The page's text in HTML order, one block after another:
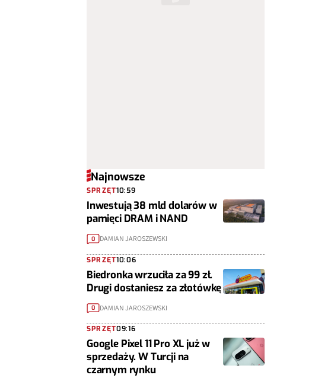
Najnowsze
SPRZĘT10:59
Inwestują 38 mld dolarów w
pamięci DRAM i NAND
0 DAMIAN JAROSZEWSKI
SPRZĘT10:06
Biedronka wrzuciła za 99 zł.
Drugi dostaniesz za złotówkę
0 DAMIAN JAROSZEWSKI
SPRZĘT09:16
Google Pixel 11 Pro XL już w
sprzedaży. W Turcji na
czarnym rynku